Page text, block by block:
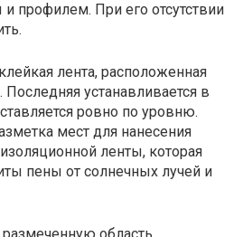
профилем. При его отсутствии
лента, расположенная
устанавливается в
ровно по уровню.
мест для нанесения
ленты, которая
пены от солнечных лучей и